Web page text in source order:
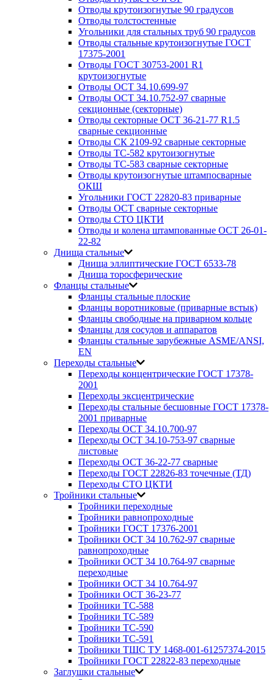
Отводы крутоизогнутые 90 градусов
Отводы толстостенные
Угольники для стальных труб 90 градусов
Отводы стальные крутоизогнутые ГОСТ
17375-2001
Отводы ГОСТ 30753-2001 R1
крутоизогнутые
Отводы ОСТ 34.10.699-97
Отводы ОСТ 34.10.752-97 сварные
секционные (секторные)
Отводы секторные ОСТ 36-21-77 R1.5
сварные секционные
Отводы СК 2109-92 сварные секторные
Отводы ТС-582 крутоизогнутые
Отводы ТС-583 сварные секторные
Отводы крутоизогнутые штампосварные
ОКШ
Угольники ГОСТ 22820-83 приварные
Отводы ОСТ сварные секторные
Отводы СТО ЦКТИ
Отводы и колена штампованные ОСТ 26-01-
22-82
Днища стальные
Днища эллиптические ГОСТ 6533-78
Днища торосферические
Фланцы стальные
Фланцы стальные плоские
Фланцы воротниковые (приварные встык)
Фланцы свободные на приварном кольце
Фланцы для сосудов и аппаратов
Фланцы стальные зарубежные ASME/ANSI,
EN
Переходы стальные
Переходы концентрические ГОСТ 17378-
2001
Переходы эксцентрические
Переходы стальные бесшовные ГОСТ 17378-
2001 приварные
Переходы ОСТ 34.10.700-97
Переходы ОСТ 34.10-753-97 сварные
листовые
Переходы ОСТ 36-22-77 сварные
Переходы ГОСТ 22826-83 точечные (ТД)
Переходы СТО ЦКТИ
Тройники стальные
Тройники переходные
Тройники равнопроходные
Тройники ГОСТ 17376-2001
Тройники ОСТ 34 10.762-97 сварные
равнопроходные
Тройники ОСТ 34 10.764-97 сварные
переходные
Тройники ОСТ 34 10.764-97
Тройники ОСТ 36-23-77
Тройники ТС-588
Тройники ТС-589
Тройники ТС-590
Тройники ТС-591
Тройники ТШС ТУ 1468-001-61257374-2015
Тройники ГОСТ 22822-83 переходные
Заглушки стальные